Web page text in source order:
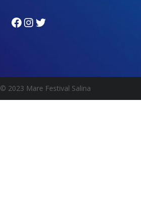
Facebook InstagramTwitter
© 2023 Mare Festival Salina